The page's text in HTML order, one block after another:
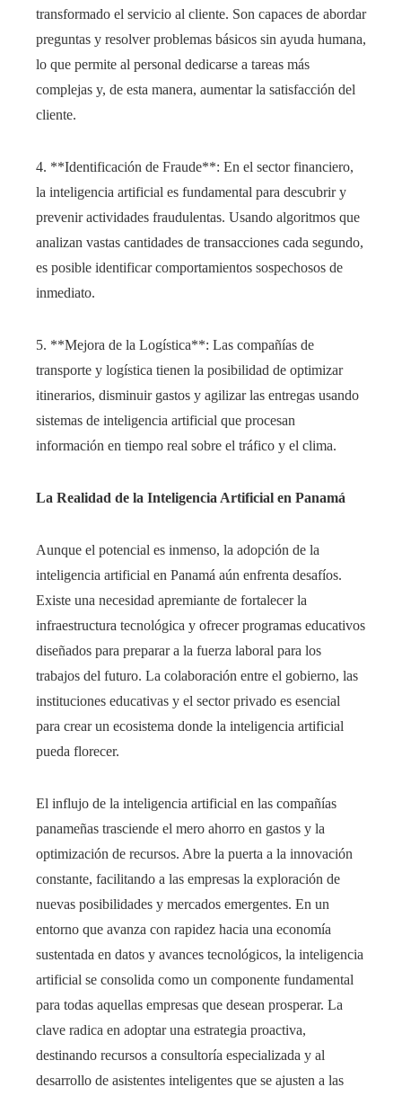
transformado el servicio al cliente. Son capaces de abordar
preguntas y resolver problemas básicos sin ayuda humana,
lo que permite al personal dedicarse a tareas más
complejas y, de esta manera, aumentar la satisfacción del
cliente.
4. **Identificación de Fraude**: En el sector financiero,
la inteligencia artificial es fundamental para descubrir y
prevenir actividades fraudulentas. Usando algoritmos que
analizan vastas cantidades de transacciones cada segundo,
es posible identificar comportamientos sospechosos de
inmediato.
5. **Mejora de la Logística**: Las compañías de
transporte y logística tienen la posibilidad de optimizar
itinerarios, disminuir gastos y agilizar las entregas usando
sistemas de inteligencia artificial que procesan
información en tiempo real sobre el tráfico y el clima.
La Realidad de la Inteligencia Artificial en Panamá
Aunque el potencial es inmenso, la adopción de la
inteligencia artificial en Panamá aún enfrenta desafíos.
Existe una necesidad apremiante de fortalecer la
infraestructura tecnológica y ofrecer programas educativos
diseñados para preparar a la fuerza laboral para los
trabajos del futuro. La colaboración entre el gobierno, las
instituciones educativas y el sector privado es esencial
para crear un ecosistema donde la inteligencia artificial
pueda florecer.
El influjo de la inteligencia artificial en las compañías
panameñas trasciende el mero ahorro en gastos y la
optimización de recursos. Abre la puerta a la innovación
constante, facilitando a las empresas la exploración de
nuevas posibilidades y mercados emergentes. En un
entorno que avanza con rapidez hacia una economía
sustentada en datos y avances tecnológicos, la inteligencia
artificial se consolida como un componente fundamental
para todas aquellas empresas que desean prosperar. La
clave radica en adoptar una estrategia proactiva,
destinando recursos a consultoría especializada y al
desarrollo de asistentes inteligentes que se ajusten a las